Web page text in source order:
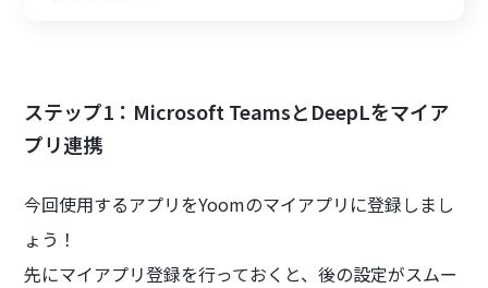
ステップ1：Microsoft TeamsとDeepLをマイア
プリ連携
今回使用するアプリをYoomのマイアプリに登録しまし
ょう！
先にマイアプリ登録を行っておくと、後の設定がスムー